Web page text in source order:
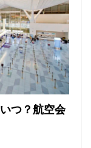
つ？航空会